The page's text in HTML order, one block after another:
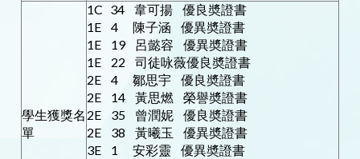
學生獲獎名
單
1C 34 韋可揚 優良奬證書
1E 4 陳子涵 優異奬證書
1E 19 呂懿容 優異奬證書
1E 22 司徒咏薇優良奬證書
2E 4 鄒思宇 優良奬證書
2E 14 黃思燃 榮譽奬證書
2E 35 曾潤妮 優良奬證書
2E 38 黃曦玉 優異奬證書
3E 1 安彩靈 優異奬證書